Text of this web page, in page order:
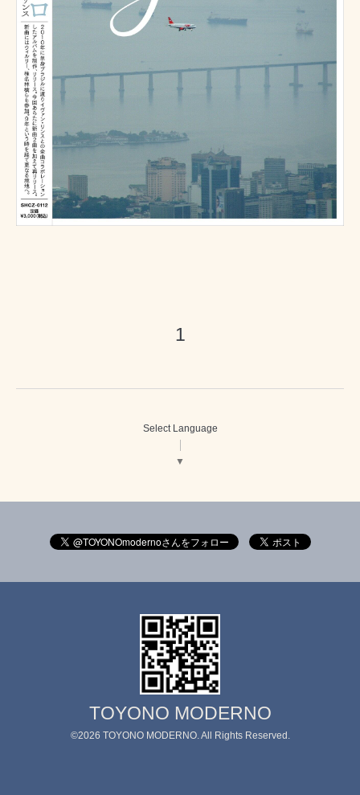
1
Select Language
▼
TOYONO MODERNO
©2026 TOYONO MODERNO. All Rights Reserved.